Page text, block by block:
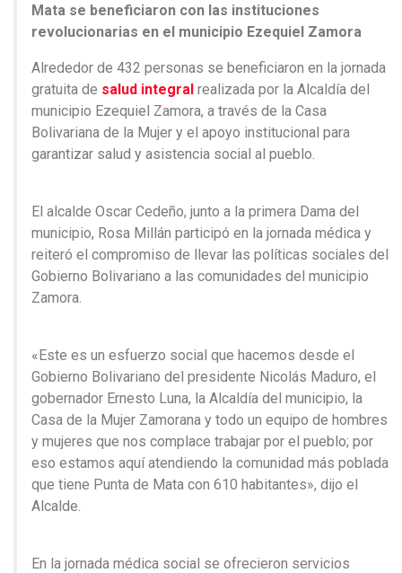
Mata se beneficiaron con las instituciones
revolucionarias en el municipio Ezequiel Zamora
Alrededor de 432 personas se beneficiaron en la jornada
gratuita de salud integral realizada por la Alcaldía del
municipio Ezequiel Zamora, a través de la Casa
Bolivariana de la Mujer y el apoyo institucional para
garantizar salud y asistencia social al pueblo.
El alcalde Oscar Cedeño, junto a la primera Dama del
municipio, Rosa Millán participó en la jornada médica y
reiteró el compromiso de llevar las políticas sociales del
Gobierno Bolivariano a las comunidades del municipio
Zamora.
«Este es un esfuerzo social que hacemos desde el
Gobierno Bolivariano del presidente Nicolás Maduro, el
gobernador Ernesto Luna, la Alcaldía del municipio, la
Casa de la Mujer Zamorana y todo un equipo de hombres
y mujeres que nos complace trabajar por el pueblo; por
eso estamos aquí atendiendo la comunidad más poblada
que tiene Punta de Mata con 610 habitantes», dijo el
Alcalde.
En la jornada médica social se ofrecieron servicios